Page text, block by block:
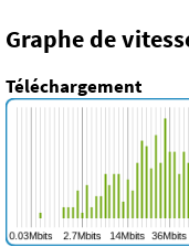
Graphe de
Téléchargement